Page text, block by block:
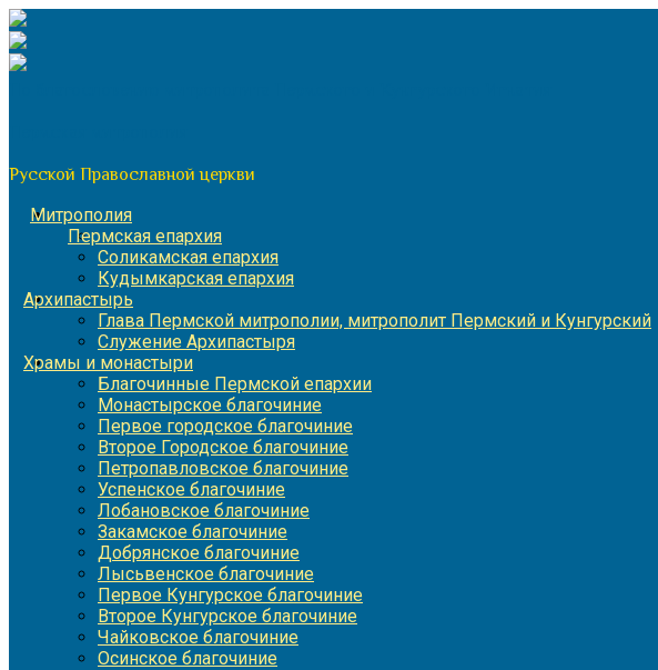
Перейти
к
содержимому
Русской Православной церкви
Митрополия
Пермская епархия
Соликамская епархия
Кудымкарская епархия
Архипастырь
Глава Пермской митрополии, митрополит Пермский и Кунгурский
Служение Архипастыря
Храмы и монастыри
Благочинные Пермской епархии
Монастырское благочиние
Первое городское благочиние
Второе Городское благочиние
Петропавловское благочиние
Успенское благочиние
Лобановское благочиние
Закамское благочиние
Добрянское благочиние
Лысьвенское благочиние
Первое Кунгурское благочиние
Второе Кунгурское благочиние
Чайковское благочиние
Осинское благочиние